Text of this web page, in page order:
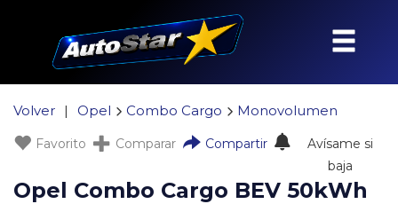
Volver | Opel Combo Cargo Monovolumen
Favorito Comparar Compartir
Avísame si
baja
Opel Combo Cargo BEV 50kWh